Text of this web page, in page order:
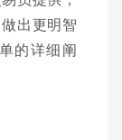
出更明智
的详细阐